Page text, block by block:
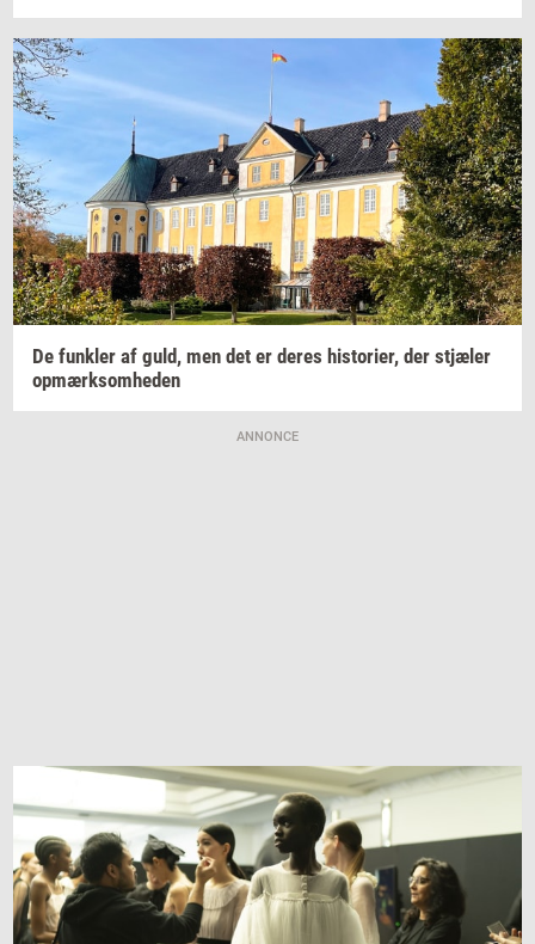
De funk­ler af guld, men det er deres hi­sto­ri­er, der stjæ­ler
op­mærk­som­he­den
ANNONCE